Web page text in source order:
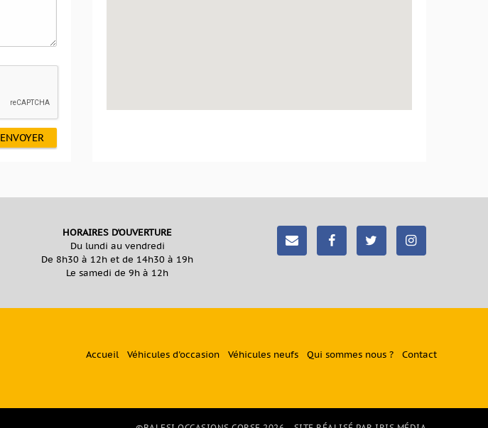
ENVOYER
HORAIRES D'OUVERTURE
Du lundi au vendredi
De 8h30 à 12h et de 14h30 à 19h
Le samedi de 9h à 12h
Accueil Véhicules d'occasion Véhicules neufs Qui sommes nous ? Contact